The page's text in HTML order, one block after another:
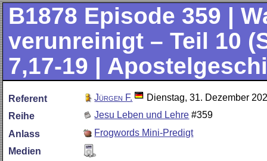
B1878 Episode 359 |
verunreinigt – Teil 10
7,17-19 |
Referent Jürgen F.
Dienstag, 31. Dezember
Reihe
Jesu Leben und Lehre #359
Anlass
Frogwords Mini-Predigt
Medien